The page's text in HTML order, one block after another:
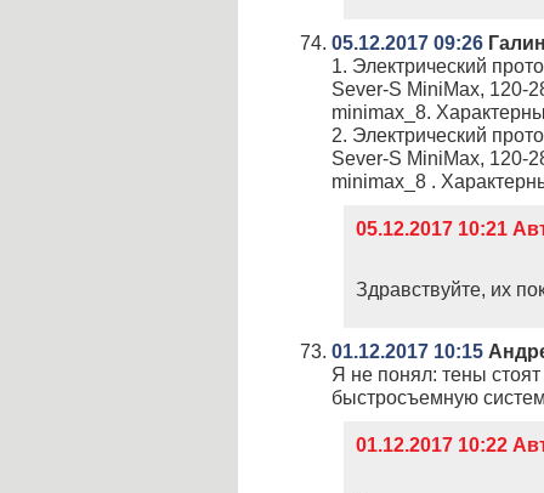
05.12.2017 09:26
1. Электрический
Sever-S MiniMax, 120-
minimax_8.
2. Электрический
Sever-S MiniMax, 120-
minimax_8 .
05.12.2017 10:21
Здравствуйте, их
01.12.2017 10:15
Я не понял: тены
быстросъемную
01.12.2017 10:22